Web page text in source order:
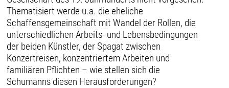
Thematisiert werde u.a. die eheliche
Schaffensgemeinschaft mit Wandel der Rollen, die
unterschiedlichen Arbeits- und Lebensbedingungen
der beiden Künstler, der Spagat zwischen
Konzertreisen, konzentriertem Arbeiten und
familiären Pflichten – wie stellen sich die
Schumanns diesen Herausforderungen?